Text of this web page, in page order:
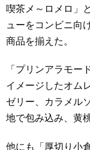
喫茶メ～ロメロ」
ューをコンビニ向
商品を揃えた。
「プリンアラモー
イメージしたオム
ゼリー、カラメル
地で包み込み、黄
他にも「厚切り小